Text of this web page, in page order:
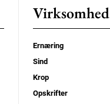
Virksomhed
Ernæring
Sind
Krop
Opskrifter